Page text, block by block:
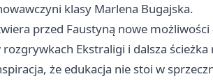
klasy Marlena Bugajska.
przed Faustyną nowe
Ekstraligi i dalsza
że edukacja nie stoi w